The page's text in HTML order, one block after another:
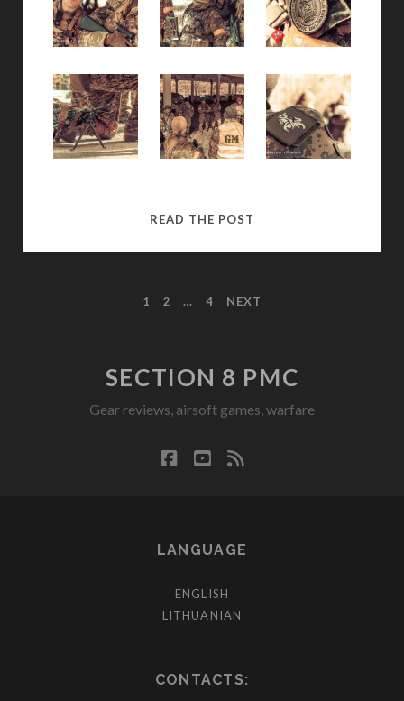
READ THE POST
1 2 … 4 NEXT
SECTION 8 PMC
Gear reviews, airsoft games, warfare
facebook
youtube
rss
LANGUAGE
ENGLISH
LITHUANIAN
CONTACTS: